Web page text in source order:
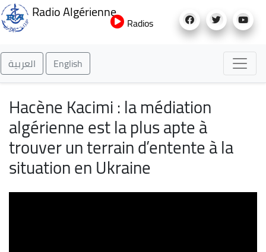
au
Radio Algérienne
Radios
العربية English
Hacène Kacimi : la médiation
algérienne est la plus apte à
trouver un terrain d’entente à la
situation en Ukraine